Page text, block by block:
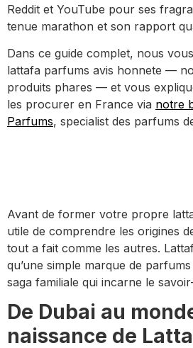
Reddit et YouTube pour ses
tenue marathon et son rapport
Dans ce guide complet, nous
lattafa parfums avis honnete —
produits phares — et vous
les procurer en France via notre
Parfums, specialist des parfums
Avant de former votre propre
utile de comprendre les origines
tout a fait comme les autres.
qu’une simple marque de
saga familiale qui incarne le
De Dubai au
naissance de